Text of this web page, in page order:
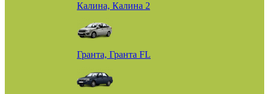
Калина, Калина 2
Гранта, Гранта FL